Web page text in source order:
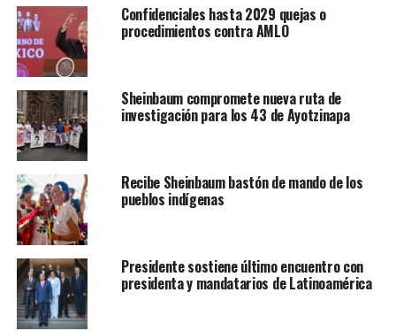
Confidenciales hasta 2029 quejas o
procedimientos contra AMLO
Sheinbaum compromete nueva ruta de
investigación para los 43 de Ayotzinapa
Recibe Sheinbaum bastón de mando de los
pueblos indígenas
Presidente sostiene último encuentro con
presidenta y mandatarios de Latinoamérica